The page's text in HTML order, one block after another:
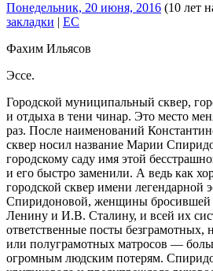
Понедельник, 20 июня, 2016 (10 лет
закладки | EC
Фахим Ильясов
Эссе.
Городской муниципальный сквер,
и отдыха в тени чинар. Это место
раз. После наименований
сквер носил название Марии
городскому саду имя этой
и его быстро заменили. А ведь как
городской сквер имени легендарной
Спиридоновой, женщины
Ленину и И.В. Сталину, и всей их
ответственные посты
или полуграмотных матросов —
огромным людским потерям.